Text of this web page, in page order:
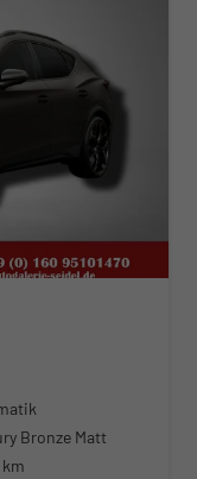
Bronze Matt